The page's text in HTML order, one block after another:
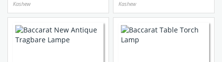
Kashew Kashew